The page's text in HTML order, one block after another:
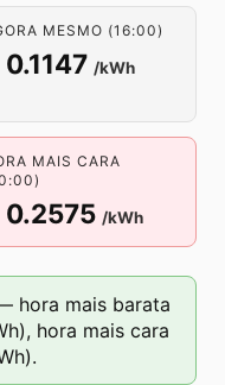
MESMO (16:00)
/kWh
MAIS CARA
0.2575 /kWh
hora mais barata
hora mais cara